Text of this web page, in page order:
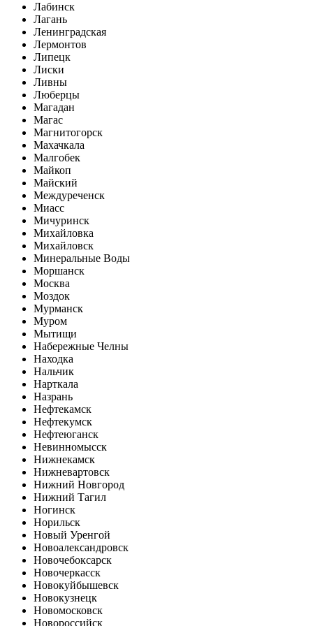
Лабинск
Лагань
Ленинградская
Лермонтов
Липецк
Лиски
Ливны
Люберцы
Магадан
Магас
Магнитогорск
Махачкала
Малгобек
Майкоп
Майский
Междуреченск
Миасс
Мичуринск
Михайловка
Михайловск
Минеральные Воды
Моршанск
Москва
Моздок
Мурманск
Муром
Мытищи
Набережные Челны
Находка
Нальчик
Нарткала
Назрань
Нефтекамск
Нефтекумск
Нефтеюганск
Невинномысск
Нижнекамск
Нижневартовск
Нижний Новгород
Нижний Тагил
Ногинск
Норильск
Новый Уренгой
Новоалександровск
Новочебоксарск
Новочеркасск
Новокуйбышевск
Новокузнецк
Новомосковск
Новороссийск